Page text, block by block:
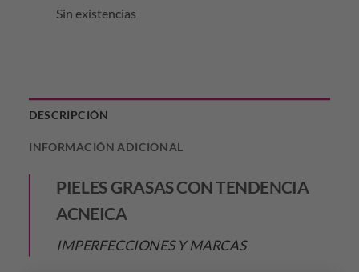
Sin existencias
DESCRIPCIÓN
INFORMACIÓN ADICIONAL
PIELES GRASAS CON TENDENCIA
ACNEICA
IMPERFECCIONES Y MARCAS